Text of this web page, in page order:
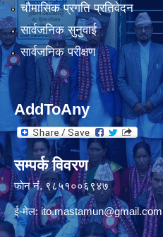
चौमासिक प्रगति प्रतिवेदन
सार्वजनिक सुनुवाई
सार्वजनिक परीक्षण
AddToAny
सम्पर्क विवरण
फाेन नंं. ९८५१००६९४७
ई-मेल:ito.mastamun@gmail.com